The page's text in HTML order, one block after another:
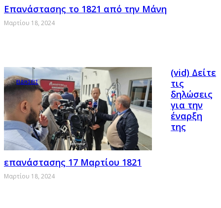
Επανάστασης το 1821 από την Μάνη
Μαρτίου 18, 2024
ΕΙΔΗΣΕΙΣ
(vid) Δείτε
τις
δηλώσεις
για την
έναρξη
της
επανάστασης 17 Μαρτίου 1821
Μαρτίου 18, 2024